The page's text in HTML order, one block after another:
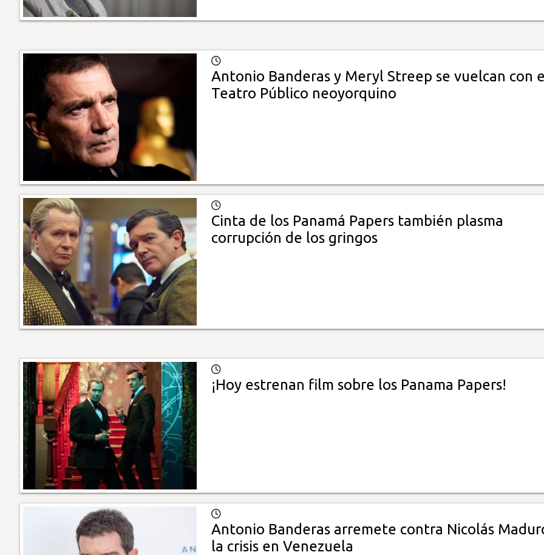
Antonio Banderas y Meryl Streep se vuelcan con
Teatro Público neoyorquino
Cinta de los Panamá Papers también plasma
corrupción de los gringos
¡Hoy estrenan film sobre los Panama Papers!
Antonio Banderas arremete contra Nicolás
la crisis en Venezuela